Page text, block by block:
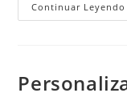
Continuar Leyendo